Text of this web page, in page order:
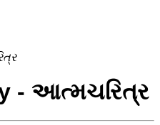
- આત્મચરિત્ર